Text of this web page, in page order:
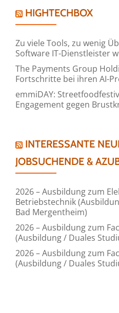
HIGHTECHBOX
Zu viele Tools, zu wenig
Software IT-Dienstleister
The Payments Group
Fortschritte bei ihren AI-
emmiDAY:
Engagement gegen
INTERESSANTE
JOBSUCHENDE &
2026 – Ausbildung zum
Betriebstechnik
Bad Mergentheim)
2026 – Ausbildung zum
(Ausbildung / Duales
2026 – Ausbildung zum
(Ausbildung / Duales